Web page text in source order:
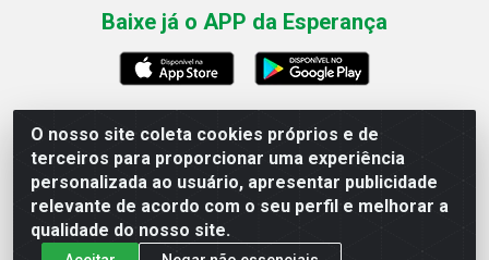
O nosso site coleta cookies próprios e de
terceiros para proporcionar uma experiência
personalizada ao usuário, apresentar publicidade
relevante de acordo com o seu perfil e melhorar a
qualidade do nosso site.
Baixe já o APP da Esperança
Esperança Nordeste - Rua Professor Caldas Filho, 291 -
Estância - Recife / PE CEP: 50771-335 - CNPJ
03.666.136/0001-23